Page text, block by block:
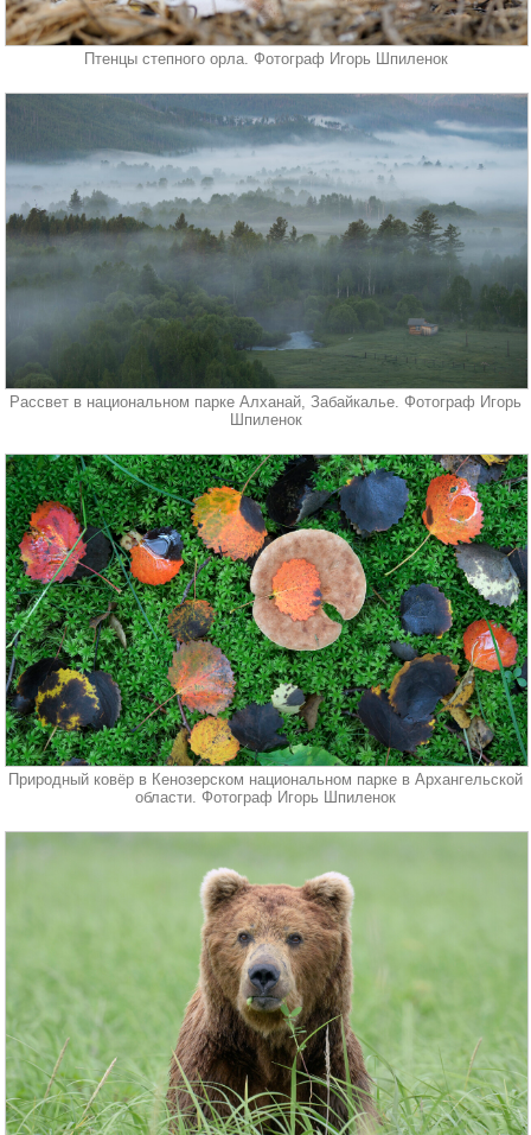
Птенцы степного орла. Фотограф Игорь Шпиленок
Рассвет в национальном парке Алханай, Забайкалье. Фотограф Игорь
Шпиленок
Природный ковёр в Кенозерском национальном парке в Архангельской
области. Фотограф Игорь Шпиленок